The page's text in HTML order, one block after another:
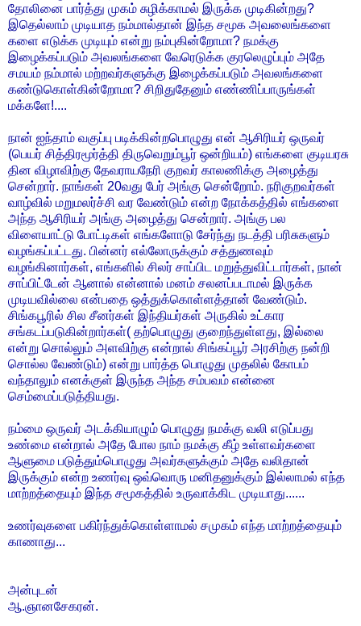
தோலினை பார்த்து முகம் சுழிக்காமல் இருக்க முடிகின்றது?
இதெல்லாம் முடியாத நம்மால்தான் இந்த சமூக அவலைங்களை
களை எடுக்க முடியும் என்று நம்புகின்றோமா? நமக்கு
இழைக்கப்படும் அவலங்களை வேரெடுக்க குரலெழுப்பும் அதே
சமயம் நம்மால் மற்றவர்களுக்கு இழைக்கப்படும் அவலங்களை
கண்டுகொள்கின்றோமா? சிறிதுதேனும் எண்ணிப்பாருங்கள்
மக்களே!....
நான் ஐந்தாம் வகுப்பு படிக்கின்றபொழுது என் ஆசிரியர் ஒருவர்
(பெயர் சித்திரமூர்த்தி திருவெறும்பூர் ஒன்றியம்) எங்களை குடியரசு
தின விழாவிற்கு தேவராயநேரி குறவர் காலணிக்கு அழைத்து
சென்றார். நாங்கள் 20வது பேர் அங்கு சென்றோம். நரிகுறவர்கள்
வாழ்வில் மறுமலர்ச்சி வர வேண்டும் என்ற நோக்கத்தில் எங்களை
அந்த ஆசிரியர் அங்கு அழைத்து சென்றார். அங்கு பல
விளையாட்டு போட்டிகள் எங்களோடு சேர்ந்து நடத்தி பரிசுகளும்
வழங்கப்பட்டது. பின்னர் எல்லோருக்கும் சத்துணவும்
வழங்கினார்கள், எங்களில் சிலர் சாப்பிட மறுத்துவிட்டார்கள், நான்
சாப்பிட்டேன் ஆனால் என்னால் மனம் சலனப்படாமல் இருக்க
முடியவில்லை என்பதை ஒத்துக்கொள்ளத்தான் வேண்டும்.
சிங்கபூரில் சில சீனர்கள் இந்தியர்கள் அருகில் உட்கார
சங்கடப்படுகின்றார்கள்( தற்பொழுது குறைந்துள்ளது, இல்லை
என்று சொல்லும் அளவிற்கு என்றால் சிங்கப்பூர் அரசிற்கு நன்றி
சொல்ல வேண்டும்) என்று பார்த்த பொழுது முதலில் கோபம்
வந்தாலும் எனக்குள் இருந்த அந்த சம்பவம் என்னை
செம்மைப்படுத்தியது.
நம்மை ஒருவர் அடக்கியாழும் பொழுது நமக்கு வலி எடுப்பது
உண்மை என்றால் அதே போல நாம் நமக்கு கீழ் உள்ளவர்களை
ஆளுமை படுத்தும்பொழுது அவர்களுக்கும் அதே வலிதான்
இருக்கும் என்ற உணர்வு ஒவ்வொரு மனிதனுக்கும் இல்லாமல் எந்த
மாற்றத்தையும் இந்த சமூகத்தில் உருவாக்கிட முடியாது......
உணர்வுகளை பகிர்ந்துக்கொள்ளாமல் சமுகம் எந்த மாற்றத்தையும்
காணாது...
அன்புடன்
ஆ.ஞானசேகரன்.